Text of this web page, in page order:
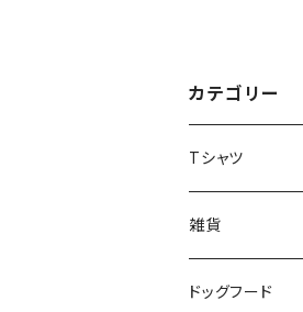
カテゴリー
Tシャツ
雑貨
ドッグフード